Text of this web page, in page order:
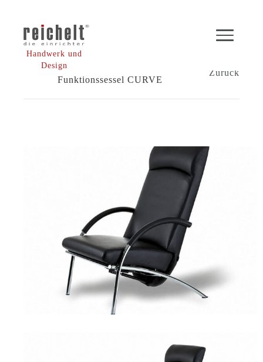
Handwerk und
Design
Funktionssessel CURVE
Zurück